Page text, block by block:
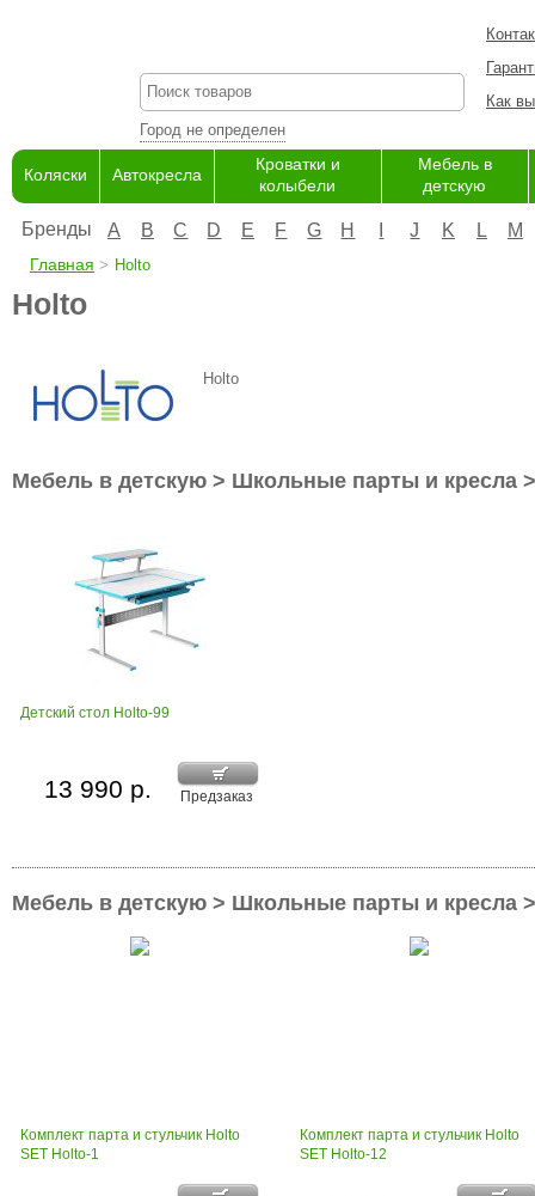
Город не определен
Как
Коляски Автокресла
Кроватки и
колыбели
Мебель в
детскую
Бренды A B C D E F G H J K L M
Главная Holto
Holto
Holto
Мебель в детскую > Школьные парты и кресла
Детский стол Holto-99
Предзаказ
13 990 р.
Мебель в детскую > Школьные парты и кресла
Комплект парта и стульчик Holto
SET Holto-1
Комплект парта и стульчик Holto
SET Holto-12